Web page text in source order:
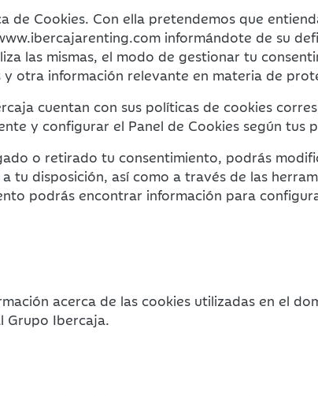
de Cookies. Con ella pretendemos que
informándote de su
las mismas, el modo de gestionar tu
otra información relevante en materia de
cuentan con sus políticas de cookies
y configurar el Panel de Cookies según tus
o retirado tu consentimiento, podrás
tu disposición, así como a través de las
podrás encontrar información para
acerca de las cookies utilizadas en el
Grupo Ibercaja.